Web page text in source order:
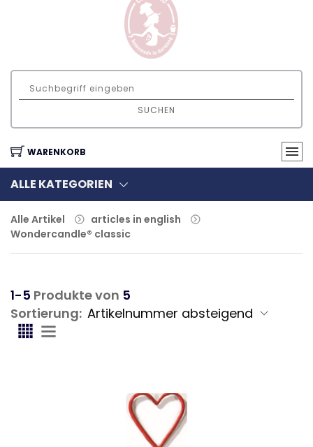
SUCHEN
WARENKORB
ALLE KATEGORIEN
Alle Artikel
articles in english
Wondercandle® classic
1-5 Produkte von 5
Sortierung: